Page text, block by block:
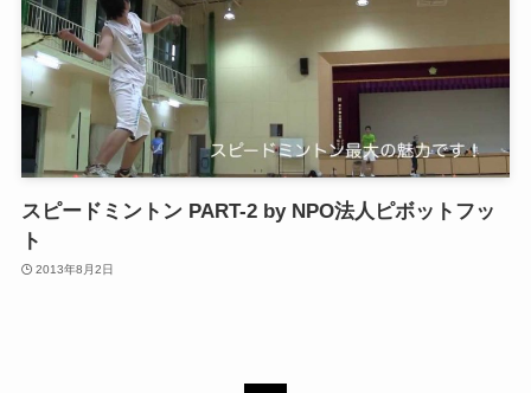
スピードミントン PART-2 by NPO法人ピボットフッ
ト
2013年8月2日